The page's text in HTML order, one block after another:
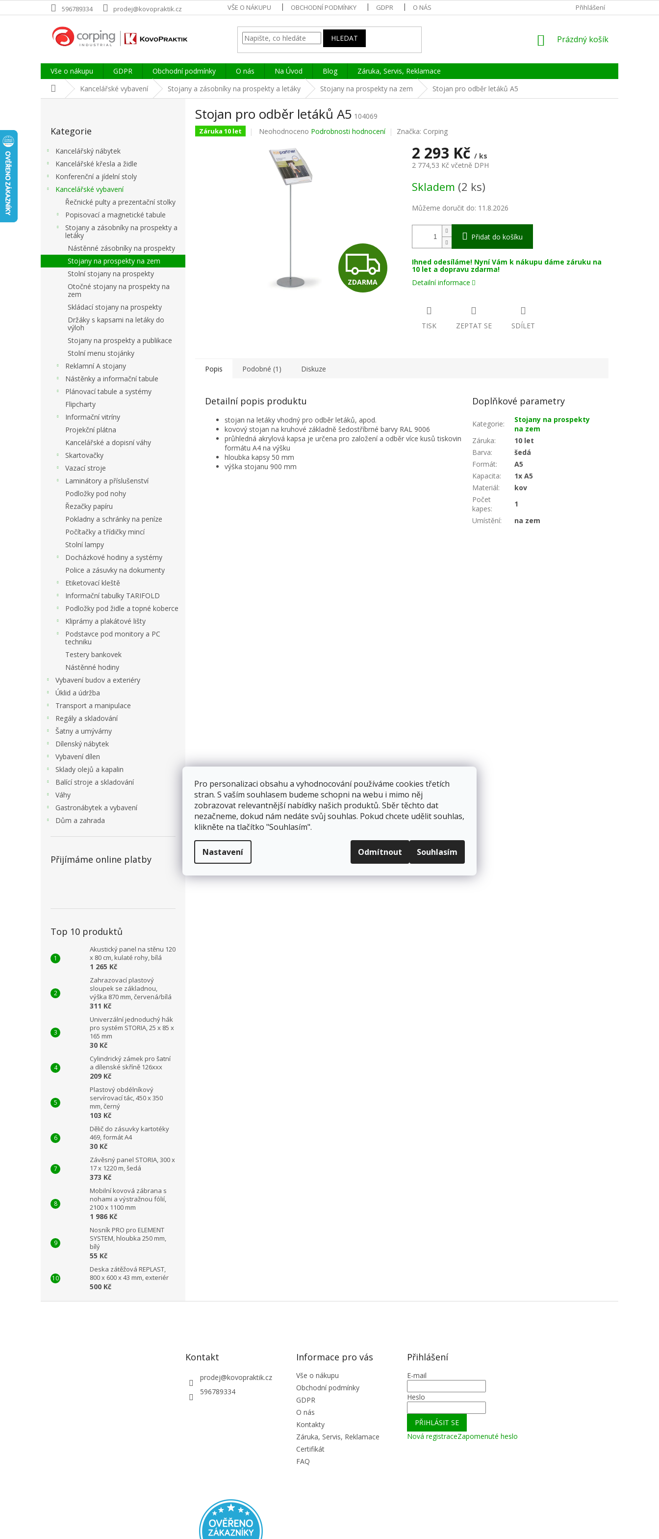
Pro personalizaci obsahu a vyhodnocování používáme cookies třetích
stran. S vaším souhlasem budeme schopni na webu i mimo něj
zobrazovat relevantnější nabídky našich produktů. Sběr těchto dat
nezačneme, dokud nám nedáte svůj souhlas. Pokud chcete udělit souhlas,
klikněte na tlačítko "Souhlasím".
Nastavení Odmítnout Souhlasím
na
596789334 prodej@kovopraktik.cz VŠE O NÁKUPU OBCHODNÍ PODMÍNKY GDPR O NÁS ZÁRUKA, SERVIS, REKLAMACEPřihlášení
HLEDAT
NÁKUPNÍ
Prázdný košík
Vše o nákupu GDPR Obchodní podmínky O nás Na Úvod Blog
Záruka, Servis, Reklamace
Domů Kancelářské vybavení Stojany a zásobníky na prospekty a letáky Stojany na prospekty na zem Stojan pro odběr letáků A5
kategorie
Kategorie
Kancelářský nábytek
Kancelářské křesla a židle
Konferenční a jídelní stoly
Kancelářské vybavení
Řečnické pulty a prezentační stolky
Popisovací a magnetické tabule
Stojany a zásobníky na prospekty a
letáky
Nástěnné zásobníky na prospekty
Stojany na prospekty na zem
Stolní stojany na prospekty
Otočné stojany na prospekty na
zem
Skládací stojany na prospekty
Držáky s kapsami na letáky do
výloh
Stojany na prospekty a publikace
Stolní menu stojánky
Reklamní A stojany
Nástěnky a informační tabule
Plánovací tabule a systémy
Flipcharty
Informační vitríny
Projekční plátna
Kancelářské a dopisní váhy
Skartovačky
Vazací stroje
Laminátory a příslušenství
Podložky pod nohy
Řezačky papíru
Pokladny a schránky na peníze
Počítačky a třídičky mincí
Stolní lampy
Docházkové hodiny a systémy
Police a zásuvky na dokumenty
Etiketovací kleště
Informační tabulky TARIFOLD
Podložky pod židle a topné koberce
Kliprámy a plakátové lišty
Podstavce pod monitory a PC
techniku
Testery bankovek
Nástěnné hodiny
Vybavení budov a exteriéry
Úklid a údržba
Transport a manipulace
Regály a skladování
Šatny a umývárny
Dílenský nábytek
Vybavení dílen
Sklady olejů a kapalin
Balící stroje a skladování
Váhy
Gastronábytek a vybavení
Dům a zahrada
Přijímáme online platby
Top 10 produktů
Akustický panel na stěnu 120
x 80 cm, kulaté rohy, bílá
1 265 Kč
Zahrazovací plastový
sloupek se základnou,
výška 870 mm, červená/bílá
311 Kč
Univerzální jednoduchý hák
pro systém STORIA, 25 x 85 x
165 mm
30 Kč
Cylindrický zámek pro šatní
a dílenské skříně 126xxx
209 Kč
Plastový obdélníkový
servírovací tác, 450 x 350
mm, černý
103 Kč
Dělič do zásuvky kartotéky
469, formát A4
30 Kč
Závěsný panel STORIA, 300 x
17 x 1220 m, šedá
373 Kč
Mobilní kovová zábrana s
nohami a výstražnou fólií,
2100 x 1100 mm
1 986 Kč
Nosník PRO pro ELEMENT
SYSTEM, hloubka 250 mm,
bílý
55 Kč
Deska zátěžová REPLAST,
800 x 600 x 43 mm, exteriér
500 Kč
Stojan pro odběr letáků A5 104069
Záruka 10 let
Průměrné
produktu
Neohodnoceno Podrobnosti hodnocení Značka: Corping
Z
D
A
ZDARMA
2 293 Kč / ks
2 774,53 Kč včetně DPH
cena:
Skladem (2 ks)
Můžeme doručit do: 11.8.2026
Přidat do košíku
Ihned odesíláme! Nyní Vám k nákupu dáme záruku na
10 let a dopravu zdarma!
Detailní informace
TISK ZEPTAT SE SDÍLET
Popis Podobné (1) Diskuze
Detailní popis produktu
stojan na letáky vhodný pro odběr letáků, apod.
kovový stojan na kruhové základně šedostříbrné barvy RAL 9006
průhledná akrylová kapsa je určena pro založení a odběr více kusů tiskovin
formátu A4 na výšku
hloubka kapsy 50 mm
výška stojanu 900 mm
Doplňkové parametry
Kategorie:
Stojany na prospekty
na zem
Záruka:
10 let
Barva:
šedá
Formát:
A5
Kapacita:
1x A5
Materiál:
kov
Počet
kapes:
1
Umístění: na zem
Kontakt
prodej@kovopraktik.cz
596789334
Informace pro vás
Vše o nákupu
Obchodní podmínky
GDPR
O nás
Kontakty
Záruka, Servis, Reklamace
Certifikát
FAQ
Přihlášení
E-mail
Heslo
PŘIHLÁSIT SE
Nová registraceZapomenuté heslo